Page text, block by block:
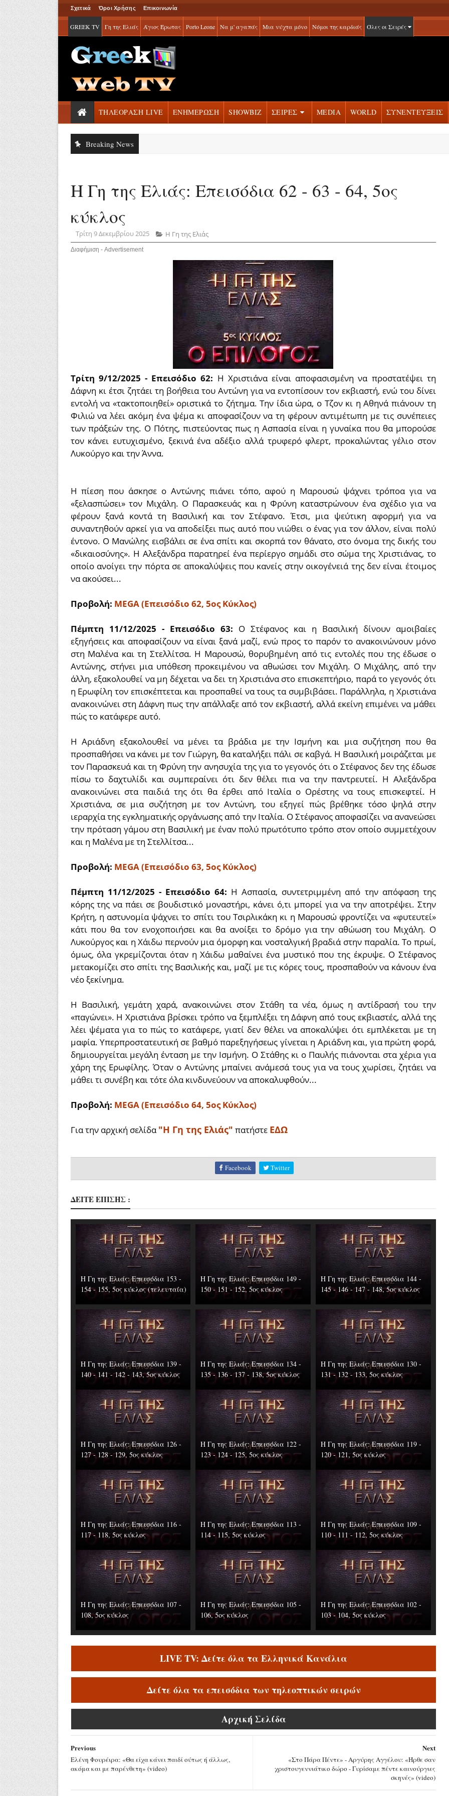
Σχετικά Όροι Χρήσης Επικοινωνία
GREEK TV Γη της Ελιάς Άγιος Έρωτας Porto Leone Να μ' αγαπάς Μια νύχτα μόνο Νόμοι της καρδιάς Όλες οι Σειρές
ΤΗΛΕΟΡΑΣΗ LIVE ΕΝΗΜΕΡΩΣΗ SHOWBIZ ΣΕΙΡΕΣ MEDIA WORLD ΣΥΝΕΝΤΕΥΞΕΙΣ
Breaking News
Η Γη της Ελιάς: Επεισόδια 62 - 63 - 64, 5ος
κύκλος
Τρίτη 9 Δεκεμβρίου 2025 Η Γη της Ελιάς
Διαφήμιση - Advertisement
Τρίτη 9/12/2025 - Επεισόδιο 62: Η Χριστιάνα είναι αποφασισμένη να προστατέψει τη
Δάφνη κι έτσι ζητάει τη βοήθεια του Αντώνη για να εντοπίσουν τον εκβιαστή, ενώ του δίνει
εντολή να «τακτοποιηθεί» οριστικά το ζήτημα. Την ίδια ώρα, ο Τζον κι η Αθηνά πιάνουν τη
Φιλιώ να λέει ακόμη ένα ψέμα κι αποφασίζουν να τη φέρουν αντιμέτωπη με τις συνέπειες
των πράξεών της. Ο Πότης, πιστεύοντας πως η Ασπασία είναι η γυναίκα που θα μπορούσε
τον κάνει ευτυχισμένο, ξεκινά ένα αδέξιο αλλά τρυφερό φλερτ, προκαλώντας γέλιο στον
Λυκούργο και την Άννα.
Η πίεση που άσκησε ο Αντώνης πιάνει τόπο, αφού η Μαρουσώ ψάχνει τρόποα για να
«ξελασπώσει» τον Μιχάλη. Ο Παρασκευάς και η Φρύνη καταστρώνουν ένα σχέδιο για να
φέρουν ξανά κοντά τη Βασιλική και τον Στέφανο. Έτσι, μια ψεύτικη αφορμή για να
συναντηθούν αρκεί για να αποδείξει πως αυτό που νιώθει ο ένας για τον άλλον, είναι πολύ
έντονο. Ο Μανώλης εισβάλει σε ένα σπίτι και σκορπά τον θάνατο, στο όνομα της δικής του
«δικαιοσύνης». Η Αλεξάνδρα παρατηρεί ένα περίεργο σημάδι στο σώμα της Χριστιάνας, το
οποίο ανοίγει την πόρτα σε αποκαλύψεις που κανείς στην οικογένειά της δεν είναι έτοιμος
να ακούσει...
Προβολή: MEGA (Επεισόδιο 62, 5ος Κύκλος)
Πέμπτη 11/12/2025 - Επεισόδιο 63: Ο Στέφανος και η Βασιλική δίνουν αμοιβαίες
εξηγήσεις και αποφασίζουν να είναι ξανά μαζί, ενώ προς το παρόν το ανακοινώνουν μόνο
στη Μαλένα και τη Στελλίτσα. Η Μαρουσώ, θορυβημένη από τις εντολές που της έδωσε ο
Αντώνης, στήνει μια υπόθεση προκειμένου να αθωώσει τον Μιχάλη. Ο Μιχάλης, από την
άλλη, εξακολουθεί να μη δέχεται να δει τη Χριστιάνα στο επισκεπτήριο, παρά το γεγονός ότι
η Ερωφίλη τον επισκέπτεται και προσπαθεί να τους τα συμβιβάσει. Παράλληλα, η Χριστιάνα
ανακοινώνει στη Δάφνη πως την απάλλαξε από τον εκβιαστή, αλλά εκείνη επιμένει να μάθει
πώς το κατάφερε αυτό.
Η Αριάδνη εξακολουθεί να μένει τα βράδια με την Ισμήνη και μια συζήτηση που θα
προσπαθήσει να κάνει με τον Γιώργη, θα καταλήξει πάλι σε καβγά. Η Βασιλική μοιράζεται με
τον Παρασκευά και τη Φρύνη την ανησυχία της για το γεγονός ότι ο Στέφανος δεν της έδωσε
πίσω το δαχτυλίδι και συμπεραίνει ότι δεν θέλει πια να την παντρευτεί. Η Αλεξάνδρα
ανακοινώνει στα παιδιά της ότι θα έρθει από Ιταλία ο Ορέστης να τους επισκεφτεί. Η
Χριστιάνα, σε μια συζήτηση με τον Αντώνη, του εξηγεί πώς βρέθηκε τόσο ψηλά στην
ιεραρχία της εγκληματικής οργάνωσης από την Ιταλία. Ο Στέφανος αποφασίζει να ανανεώσει
την πρόταση γάμου στη Βασιλική με έναν πολύ πρωτότυπο τρόπο στον οποίο συμμετέχουν
και η Μαλένα με τη Στελλίτσα...
Προβολή: MEGA (Επεισόδιο 63, 5ος Κύκλος)
Πέμπτη 11/12/2025 - Επεισόδιο 64: Η Ασπασία, συντετριμμένη από την απόφαση της
κόρης της να πάει σε βουδιστικό μοναστήρι, κάνει ό,τι μπορεί για να την αποτρέψει. Στην
Κρήτη, η αστυνομία ψάχνει το σπίτι του Τσιρλικάκη κι η Μαρουσώ φροντίζει να «φυτευτεί»
κάτι που θα τον ενοχοποιήσει και θα ανοίξει το δρόμο για την αθώωση του Μιχάλη. Ο
Λυκούργος και η Χάιδω περνούν μια όμορφη και νοσταλγική βραδιά στην παραλία. Το πρωί,
όμως, όλα γκρεμίζονται όταν η Χάιδω μαθαίνει ένα μυστικό που της έκρυψε. Ο Στέφανος
μετακομίζει στο σπίτι της Βασιλικής και, μαζί με τις κόρες τους, προσπαθούν να κάνουν ένα
νέο ξεκίνημα.
Η Βασιλική, γεμάτη χαρά, ανακοινώνει στον Στάθη τα νέα, όμως η αντίδρασή του την
«παγώνει». Η Χριστιάνα βρίσκει τρόπο να ξεμπλέξει τη Δάφνη από τους εκβιαστές, αλλά της
λέει ψέματα για το πώς το κατάφερε, γιατί δεν θέλει να αποκαλύψει ότι εμπλέκεται με τη
μαφία. Υπερπροστατευτική σε βαθμό παρεξηγήσεως γίνεται η Αριάδνη και, για πρώτη φορά,
δημιουργείται μεγάλη ένταση με την Ισμήνη. Ο Στάθης κι ο Παυλής πιάνονται στα χέρια για
χάρη της Ερωφίλης. Όταν ο Αντώνης μπαίνει ανάμεσά τους για να τους χωρίσει, ζητάει να
μάθει τι συνέβη και τότε όλα κινδυνεύουν να αποκαλυφθούν...
Προβολή: MEGA (Επεισόδιο 64, 5ος Κύκλος)
Για την αρχική σελίδα"Η Γη της Ελιάς" πατήστε ΕΔΩ
Facebook Twitter
ΔΕΙΤΕ ΕΠΙΣΗΣ :
Η Γη της Ελιάς: Επεισόδια 153 -
154 - 155, 5ος κύκλος (τελευταία)
Η Γη της Ελιάς: Επεισόδια 149 -
150 - 151 - 152, 5ος κύκλος
Η Γη της Ελιάς: Επεισόδια 144 -
145 - 146 - 147 - 148, 5ος κύκλος
Η Γη της Ελιάς: Επεισόδια 139 -
140 - 141 - 142 - 143, 5ος κύκλος
Η Γη της Ελιάς: Επεισόδια 134 -
135 - 136 - 137 - 138, 5ος κύκλος
Η Γη της Ελιάς: Επεισόδια 130 -
131 - 132 - 133, 5ος κύκλος
Η Γη της Ελιάς: Επεισόδια 126 -
127 - 128 - 129, 5ος κύκλος
Η Γη της Ελιάς: Επεισόδια 122 -
123 - 124 - 125, 5ος κύκλος
Η Γη της Ελιάς: Επεισόδια 119 -
120 - 121, 5ος κύκλος
Η Γη της Ελιάς: Επεισόδια 116 -
117 - 118, 5ος κύκλος
Η Γη της Ελιάς: Επεισόδια 113 -
114 - 115, 5ος κύκλος
Η Γη της Ελιάς: Επεισόδια 109 -
110 - 111 - 112, 5ος κύκλος
Η Γη της Ελιάς: Επεισόδια 107 -
108, 5ος κύκλος
Η Γη της Ελιάς: Επεισόδια 105 -
106, 5ος κύκλος
Η Γη της Ελιάς: Επεισόδια 102 -
103 - 104, 5ος κύκλος
LIVE TV: Δείτε όλα τα Ελληνικά Κανάλια
Δείτε όλα τα επεισόδια των τηλεοπτικών σειρών
Αρχική Σελίδα
Next
«Στο Πάρα Πέντε» - Αργύρης Αγγέλου: «Ήρθε σαν
χριστουγεννιάτικο δώρο - Γυρίσαμε πέντε καινούργιες
σκηνές» (video)
Previous
Ελένη Φουρέιρα: «Θα είχα κάνει παιδί ούτως ή άλλως,
ακόμα και με παρένθετη» (video)